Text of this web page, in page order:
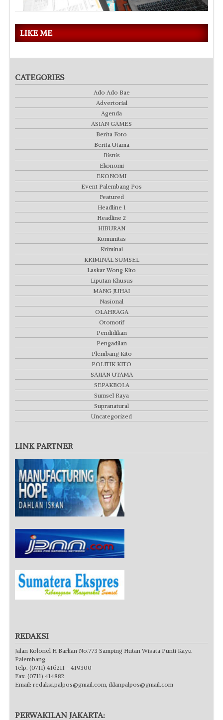
LIKE ME
CATEGORIES
Ado Ado Bae
Advertorial
Agenda
ASIAN GAMES
Berita Foto
Berita Utama
Bisnis
Ekonomi
EKONOMI
Event Palembang Pos
Featured
Headline 1
Headline 2
HIBURAN
Komunitas
Kriminal
KRIMINAL SUMSEL
Laskar Wong Kito
Liputan Khusus
MANG JUHAI
Nasional
OLAHRAGA
Otomotif
Pendidikan
Pengadilan
Plembang Kito
POLITIK KITO
SAJIAN UTAMA
SEPAKBOLA
Sumsel Raya
Supranatural
Uncategorized
LINK PARTNER
REDAKSI
Jalan Kolonel H Barlian No.773 Samping Hutan Wisata Punti Kayu
Palembang
Telp. (0711) 416211 - 419300
Fax. (0711) 414882
Email: redaksi.palpos@gmail.com, iklanpalpos@gmail.com
PERWAKILAN JAKARTA: